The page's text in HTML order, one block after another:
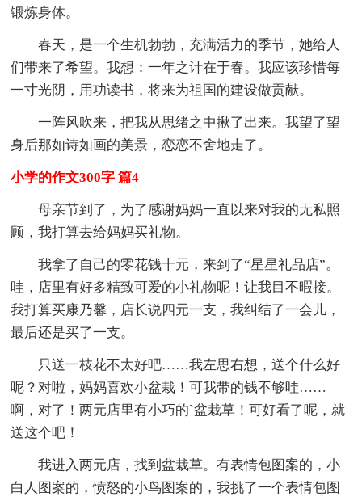
锻炼身体。
春天，是一个生机勃勃，充满活力的季节，她给人
们带来了希望。我想：一年之计在于春。我应该珍惜每
一寸光阴，用功读书，将来为祖国的建设做贡献。
一阵风吹来，把我从思绪之中揪了出来。我望了望
身后那如诗如画的美景，恋恋不舍地走了。
小学的作文300字 篇4
母亲节到了，为了感谢妈妈一直以来对我的无私照
顾，我打算去给妈妈买礼物。
我拿了自己的零花钱十元，来到了“星星礼品店”。
哇，店里有好多精致可爱的小礼物呢！让我目不暇接。
我打算买康乃馨，店长说四元一支，我纠结了一会儿，
最后还是买了一支。
只送一枝花不太好吧……我左思右想，送个什么好
呢？对啦，妈妈喜欢小盆栽！可我带的钱不够哇……
啊，对了！两元店里有小巧的`盆栽草！可好看了呢，就
送这个吧！
我进入两元店，找到盆栽草。有表情包图案的，小
白人图案的，愤怒的小鸟图案的，我挑了一个表情包图